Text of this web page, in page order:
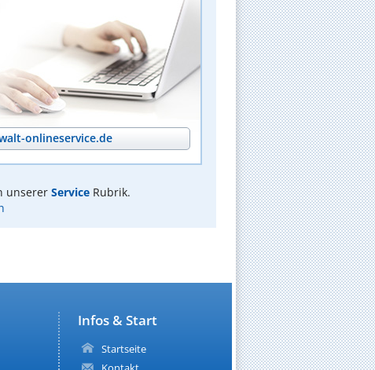
onlineservice.de
unserer ServiceRubrik.
Infos & Start
Startseite